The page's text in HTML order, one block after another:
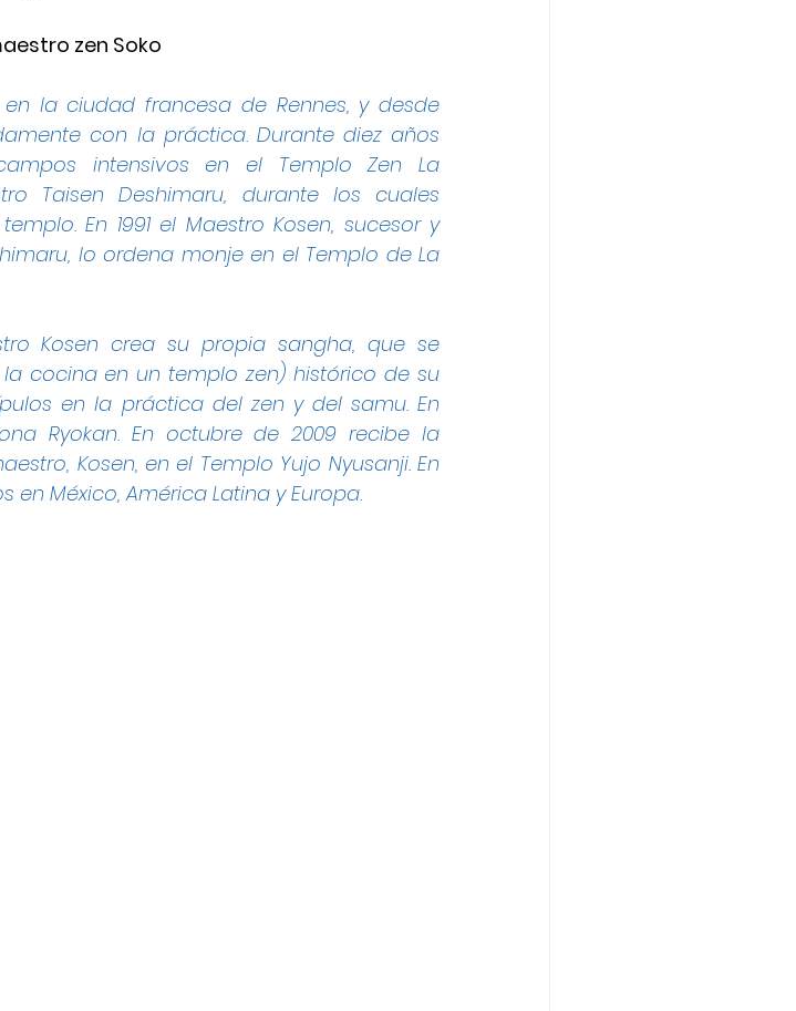
zen Soko
la ciudad francesa de Rennes, y desde
con la práctica. Durante diez años
intensivos en el Templo Zen La
Taisen Deshimaru, durante los cuales
En 1991 el Maestro Kosen, sucesor y
lo ordena monje en el Templo de La
Kosen crea su propia sangha, que se
cocina en un templo zen) histórico de su
en la práctica del zen y del samu. En
Ryokan. En octubre de 2009 recibe la
Kosen, en el Templo Yujo Nyusanji. En
México, América Latina y Europa.